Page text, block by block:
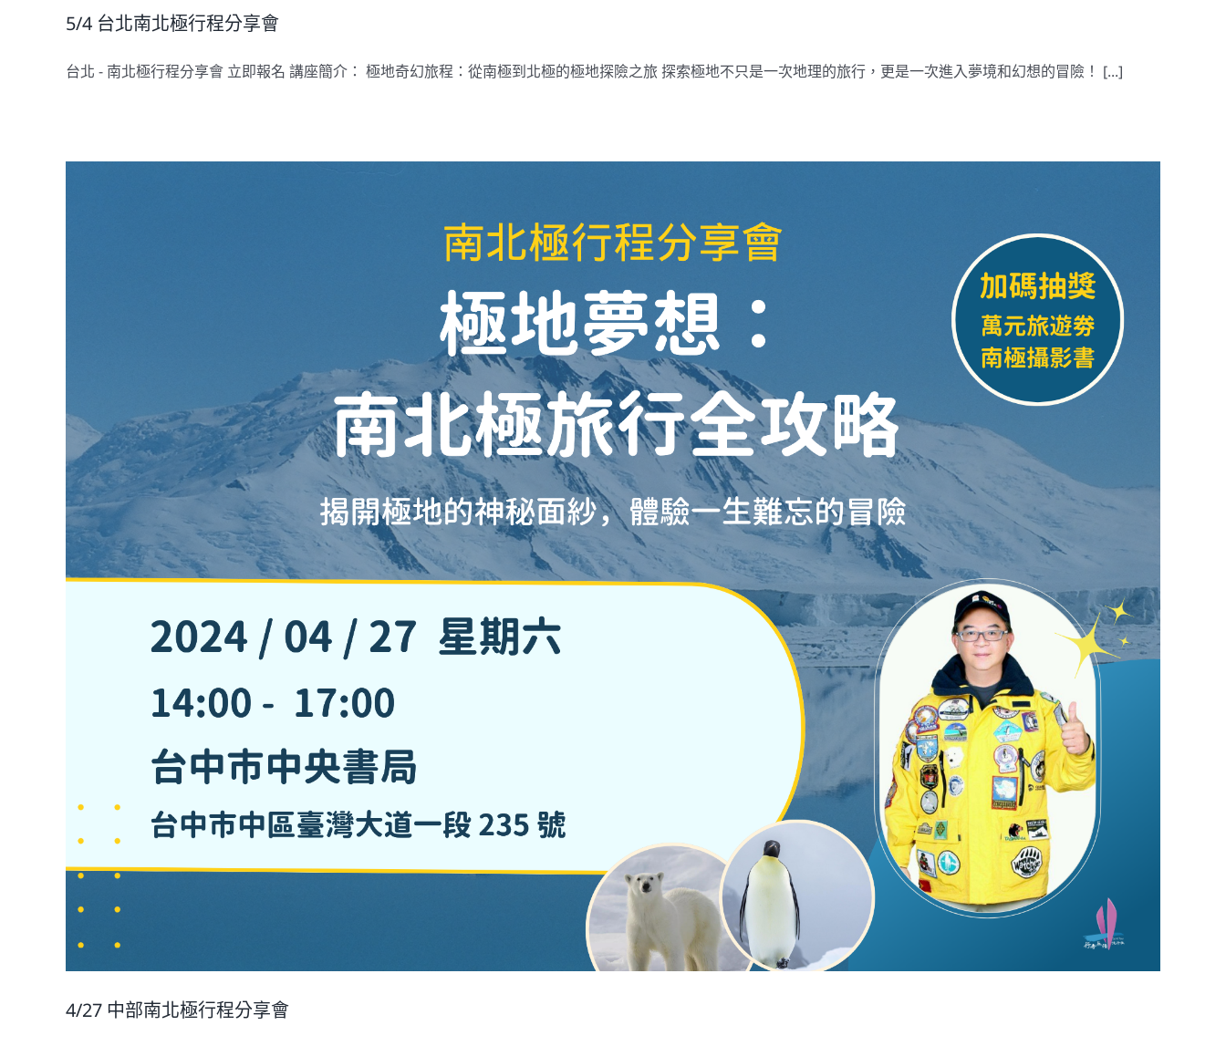
5/4 台北南北極行程分享會
台北 - 南北極行程分享會 立即報名 講座簡介： 極地奇幻旅程：從南極到北極的極地探險之旅 探索極地不只是一次地理的旅行，更是一次進入夢境和幻想的冒險！ [...]
4/27 中部南北極行程分享會